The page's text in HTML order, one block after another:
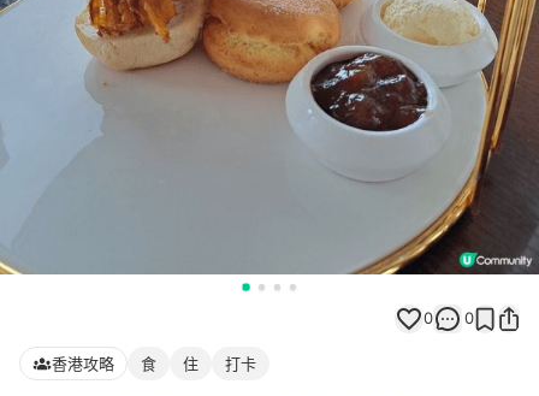
0 0
香港攻略 食 住 打卡